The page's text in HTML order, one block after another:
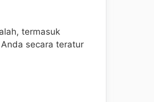
termasuk
secara teratur